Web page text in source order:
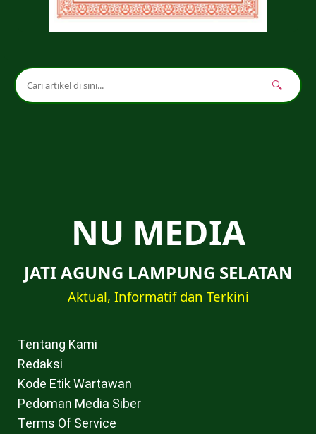
🔍
NU MEDIA
JATI AGUNG LAMPUNG SELATAN
Aktual, Informatif dan Terkini
Tentang Kami
Redaksi
Kode Etik Wartawan
Pedoman Media Siber
Terms Of Service